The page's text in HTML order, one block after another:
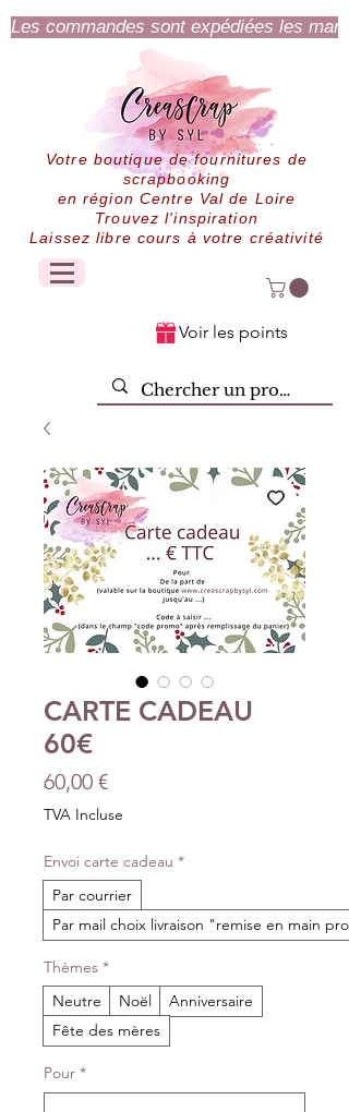
Les commandes sont expédiées les
Votre boutique de fournitures de
scrapbooking
en région Centre Val de Loire
Trouvez l'inspiration
Laissez libre cours à votre créativité
Voir les points
CARTE CADEAU
60€
60,00 €Prix
TVA Incluse
Envoi carte cadeau *
Par courrier
Par mail choix livraison "remise en main
Thèmes *
Neutre
Noël
Anniversaire
Fête des mères
Pour *